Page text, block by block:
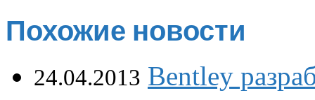
Похожие новости
24.04.2013 Bentley